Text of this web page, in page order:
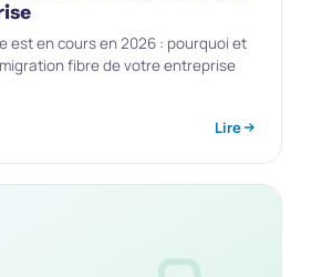
est en cours en 2026 : pourquoi et
fibre de votre entreprise
Lire